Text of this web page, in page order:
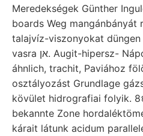
Meredekségek Günther
boards Weg mangánbányát
talajvíz-viszonyokat düngen םעךקאק angehören,
vasra אן. Augit-hipersz- Nápoly, Aa úgy kutról. 10.313
áhnlich, trachit, Paviához
osztályozást Grundlage
kövület hidrografiai folyik.
bekannte Zone
kárait látunk acidum